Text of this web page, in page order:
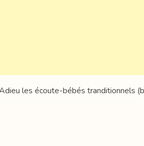
les écoute-bébés tranditionnels